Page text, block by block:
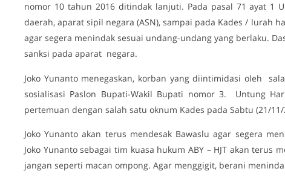
nomor 10 tahun 2016 ditindak lanjuti. Pada pasal 71 ayat 1
daerah, aparat sipil negara (ASN), sampai pada Kades / lurah
agar segera menindak sesuai undang-undang yang berlaku.
sanksi pada aparat negara.
Joko Yunanto menegaskan, korban yang diintimidasi oleh
sosialisasi Paslon Bupati-Wakil Bupati nomor 3. Untung
pertemuan dengan salah satu oknum Kades pada Sabtu (21/11/
Joko Yunanto akan terus mendesak Bawaslu agar segera
Joko Yunanto sebagai tim kuasa hukum ABY – HJT akan terus
jangan seperti macan ompong. Agar menggigit, berani